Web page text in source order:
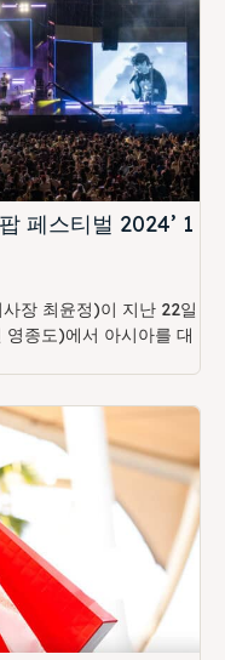
페스티벌 2024’ 1
장 최윤정)이 지난 22일
종도)에서 아시아를 대